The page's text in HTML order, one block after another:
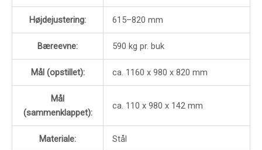
Højdejustering: 615–820 mm
Bæreevne: 590 kg pr. buk
Mål (opstillet): ca. 1160 x 980 x 820 mm
Mål
(sammenklappet):
ca. 110 x 980 x 142 mm
Materiale: Stål